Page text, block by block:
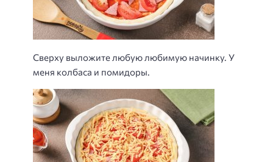
Сверху выложите любую любимую начинку. У
меня колбаса и помидоры.